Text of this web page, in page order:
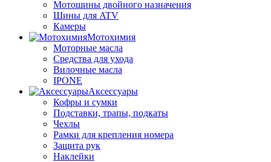
Мотошины двойного назначения
Шины для ATV
Камеры
Мотохимия
Моторные масла
Средства для ухода
Вилочные масла
IPONE
Аксессуары
Кофры и сумки
Подставки, трапы, подкаты
Чехлы
Рамки для крепления номера
Защита рук
Наклейки